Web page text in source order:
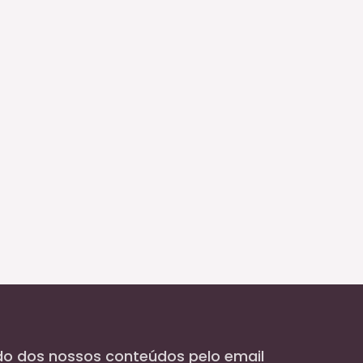
dos nossos conteúdos pelo email